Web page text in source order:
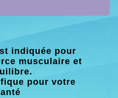
indiquée pour
musculaire et
pour votre